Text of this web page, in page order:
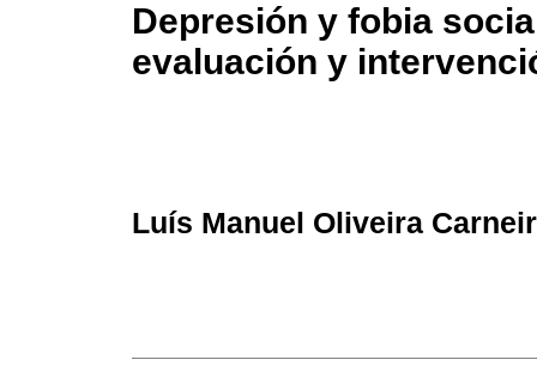
Depresión y fobia
evaluación y
Luís Manuel Oliveira